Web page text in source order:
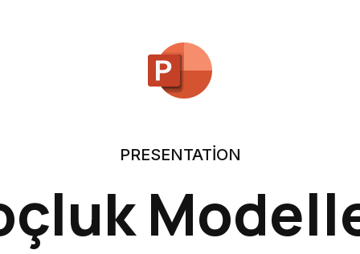
PRESENTATION